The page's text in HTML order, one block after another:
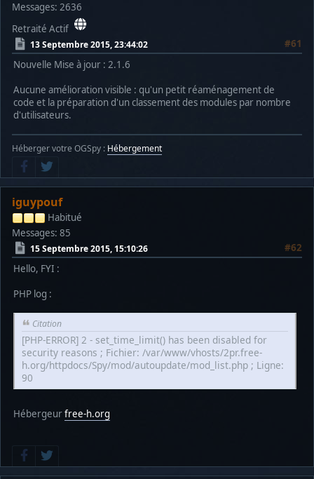
Messages: 2636
Retraité Actif
13 Septembre 2015, 23:44:02
#61
Nouvelle Mise à jour : 2.1.6
Aucune amélioration visible : qu'un petit réaménagement de
code et la préparation d'un classement des modules par nombre
d'utilisateurs.
Héberger votre OGSpy : Hébergement
iguypouf
Habitué
Messages: 85
15 Septembre 2015, 15:10:26
#62
Hello, FYI :
PHP log :
Citation
[PHP-ERROR] 2 - set_time_limit() has been disabled for
security reasons ; Fichier: /var/www/vhosts/2pr.free-
h.org/httpdocs/Spy/mod/autoupdate/mod_list.php ; Ligne:
90
Hébergeurfree-h.org